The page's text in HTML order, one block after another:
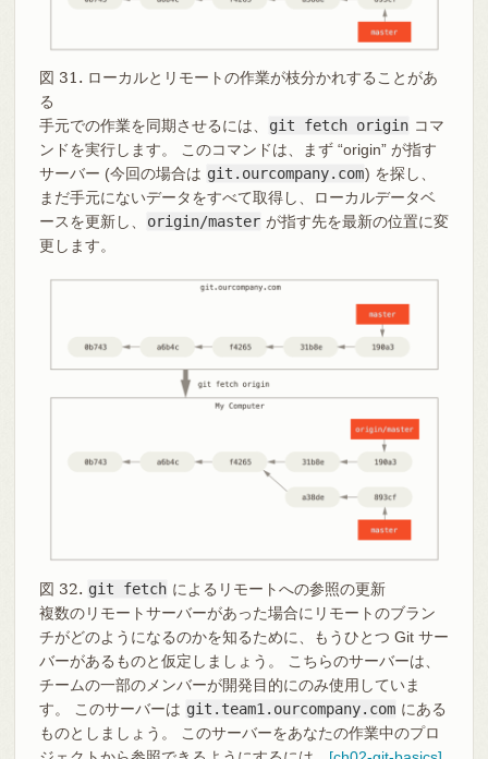
図 31. ローカルとリモートの作業が枝分かれすることがあ
る
手元での作業を同期させるには、
git fetch origin コマ
ンドを実行します。 このコマンドは、まず “origin” が指す
サーバー (今回の場合は git.ourcompany.com) を探し、
まだ手元にないデータをすべて取得し、ローカルデータベ
ースを更新し、
origin/master が指す先を最新の位置に変
更します。
図 32. git fetch によるリモートへの参照の更新
複数のリモートサーバーがあった場合にリモートのブラン
チがどのようになるのかを知るために、もうひとつ Git サー
バーがあるものと仮定しましょう。 こちらのサーバーは、
チームの一部のメンバーが開発目的にのみ使用していま
す。 このサーバーは git.team1.ourcompany.com にある
ものとしましょう。 このサーバーをあなたの作業中のプロ